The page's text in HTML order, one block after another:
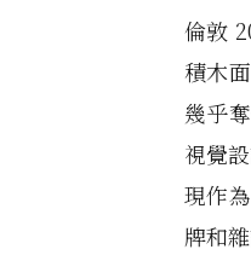
倫敦
積木
幾乎
視覺
現作
牌和